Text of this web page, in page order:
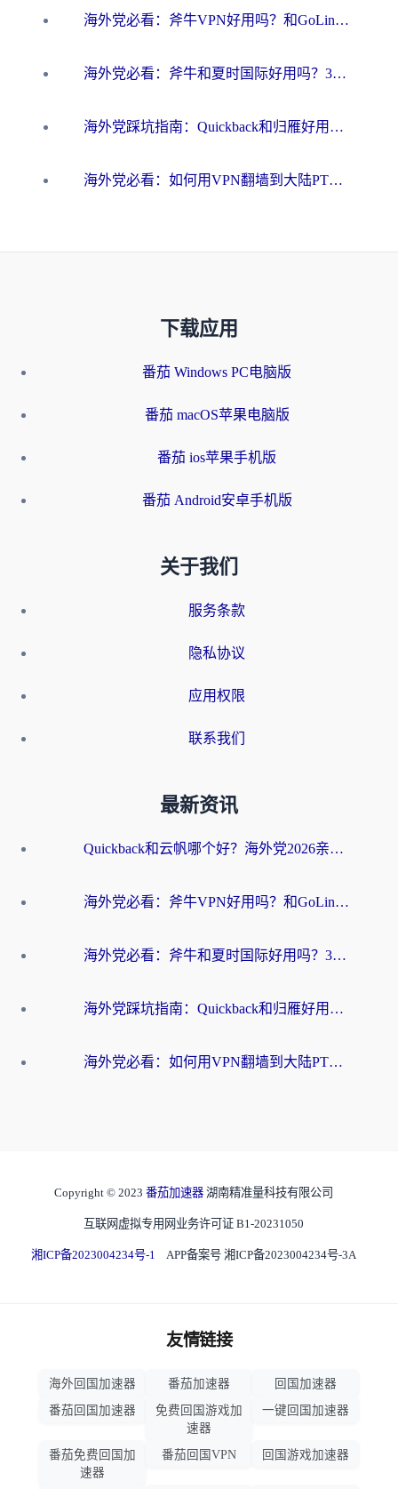
海外党必看：斧牛VPN好用吗？和GoLinkVPN对比哪个回国效果更好？
海外党必看：斧牛和夏时国际好用吗？3步选对回国加速器，无缝刷国内资源
海外党踩坑指南：Quickback和归雁好用吗？选对加速器才能无缝刷国内资源
海外党必看：如何用VPN翻墙到大陆PTT？一篇解决你所有回国加速痛点
下载应用
番茄 Windows PC电脑版
番茄 macOS苹果电脑版
番茄 ios苹果手机版
番茄 Android安卓手机版
关于我们
服务条款
隐私协议
应用权限
联系我们
最新资讯
Quickback和云帆哪个好？海外党2026亲测指南：选对加速器大陆工具，无缝刷国内剧玩国服
海外党必看：斧牛VPN好用吗？和GoLinkVPN对比哪个回国效果更好？
海外党必看：斧牛和夏时国际好用吗？3步选对回国加速器，无缝刷国内资源
海外党踩坑指南：Quickback和归雁好用吗？选对加速器才能无缝刷国内资源
海外党必看：如何用VPN翻墙到大陆PTT？一篇解决你所有回国加速痛点
Copyright © 2023 番茄加速器 湖南精准量科技有限公司
互联网虚拟专用网业务许可证 B1-20231050
湘ICP备2023004234号-1 APP备案号 湘ICP备2023004234号-3A
友情链接
海外回国加速器 番茄加速器
回国加速器
番茄回国加速器
免费回国游戏加
速器
一键回国加速器
番茄免费回国加
速器
番茄回国VPN 回国游戏加速器